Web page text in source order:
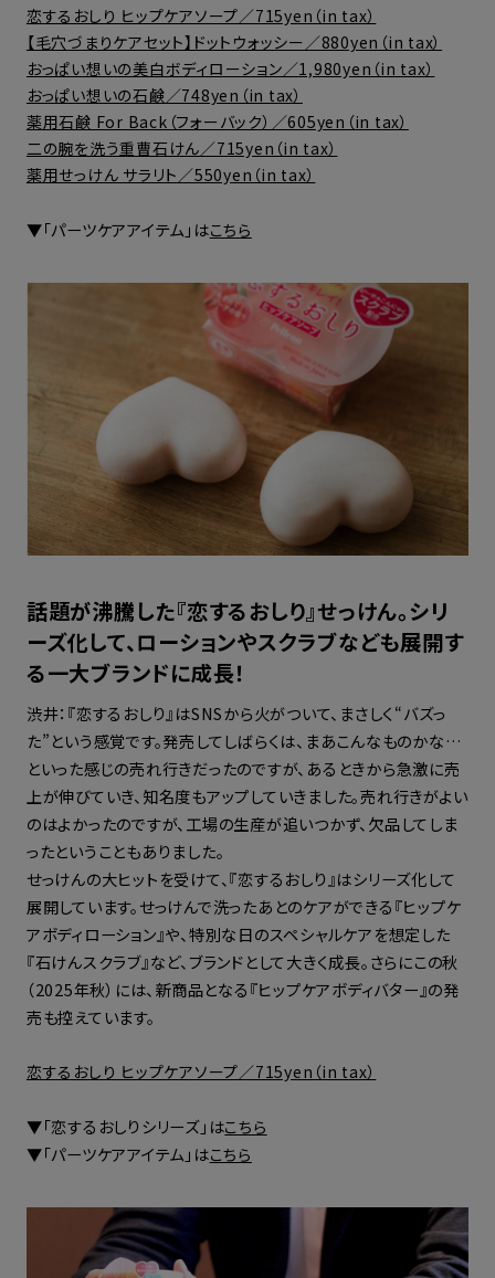
恋するおしり ヒップケアソープ／715yen（in tax）
【毛穴づまりケアセット】ドットウォッシー／880yen（in tax）
おっぱい想いの美白ボディローション／1,980yen（in tax）
おっぱい想いの石鹸／748yen（in tax）
薬用石鹸 For Back（フォーバック）／605yen（in tax）
二の腕を洗う重曹石けん／715yen（in tax）
薬用せっけん サラリト／550yen（in tax）
▼「パーツケアアイテム」はこちら
話題が沸騰した『恋するおしり』せっけん。シリ
ーズ化して、ローションやスクラブなども展開す
る一大ブランドに成長！
渋井：『恋するおしり』はSNSから火がついて、まさしく“バズっ
た”という感覚です。発売してしばらくは、まあこんなものかな…
といった感じの売れ行きだったのですが、あるときから急激に売
上が伸びていき、知名度もアップしていきました。売れ行きがよい
のはよかったのですが、工場の生産が追いつかず、欠品してしま
ったということもありました。
せっけんの大ヒットを受けて、『恋するおしり』はシリーズ化して
展開しています。せっけんで洗ったあとのケアができる『ヒップケ
アボディローション』や、特別な日のスペシャルケアを想定した
『石けんスクラブ』など、ブランドとして大きく成長。さらにこの秋
（2025年秋）には、新商品となる『ヒップケアボディバター』の発
売も控えています。
恋するおしり ヒップケアソープ／715yen（in tax）
▼「恋するおしりシリーズ」はこちら
▼「パーツケアアイテム」はこちら